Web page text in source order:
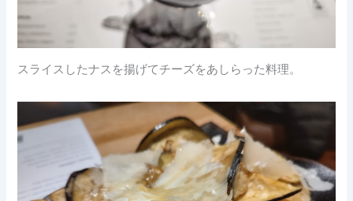
スライスしたナスを揚げてチーズをあしらった料理。